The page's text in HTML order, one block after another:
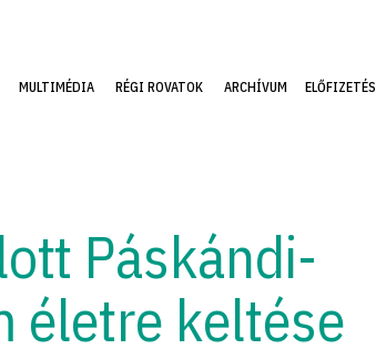
MULTIMÉDIA RÉGI ROVATOK ARCHÍVUM ELŐFIZETÉS
Páskándi-
életre keltése